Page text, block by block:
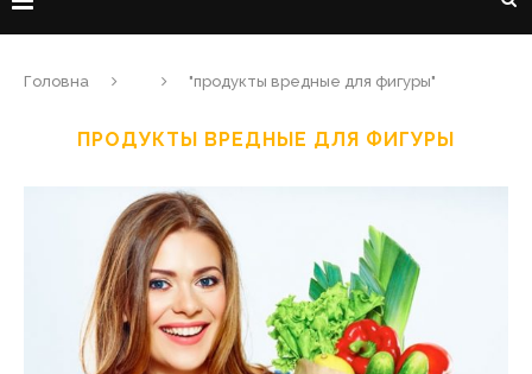
Головна "продукты вредные для фигуры"
ПРОДУКТЫ ВРЕДНЫЕ ДЛЯ ФИГУРЫ